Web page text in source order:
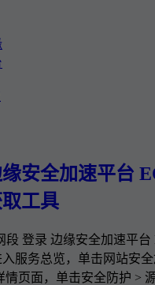
安全加速平台
工具
段 登录 边缘安全加速平台
服务总览，单击网站安
情页面，单击安全防护 >